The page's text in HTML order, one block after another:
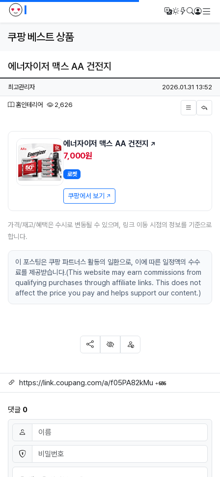
I 번역다크모드
새글/새댓글
검색로그인
쿠팡 베스트 상품
에너자이저 맥스 AA 건전지
페이지 정보
작성자
최고관리자 작성일
2026.01.31 13:52
분류
홈인테리어 2,626
본문
에너자이저 맥스 AA 건전지
7,000원
로켓
쿠팡에서 보기
가격/재고/혜택은 수시로 변동될 수 있으며, 링크 이동 시점의 정보를 기준으로
합니다.
이 포스팅은 쿠팡 파트너스 활동의 일환으로, 이에 따른 일정액의 수수
료를 제공받습니다.(This website may earn commissions from
qualifying purchases through affiliate links. This does not
affect the price you pay and helps support our content.)
SNS 공유
신고 차단
링크
https://link.coupang.com/a/f05PA82kMu 686회 연결
댓글 0
댓글쓰기
이름 필수
비밀번호 필수